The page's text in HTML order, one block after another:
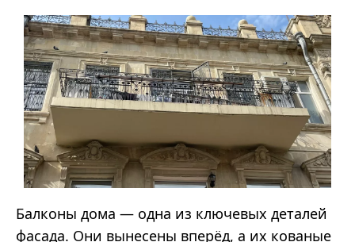
Балконы дома — одна из ключевых деталей
фасада. Они вынесены вперёд, а их кованые